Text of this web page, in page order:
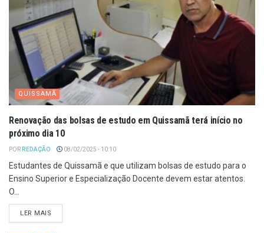
QUISSAMÃ
Renovação das bolsas de estudo em Quissamã terá início no
próximo dia 10
POR REDAÇÃO 08/02/2025 - 10:10
Estudantes de Quissamã e que utilizam bolsas de estudo para o
Ensino Superior e Especialização Docente devem estar atentos.
O...
LER MAIS